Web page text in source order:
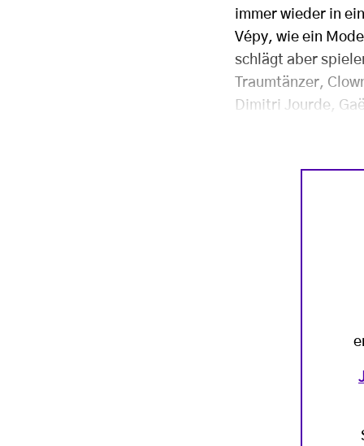
immer wieder in
Vépy, wie ein
schlägt aber
Traumtänzer,
Dimitri Jourde,